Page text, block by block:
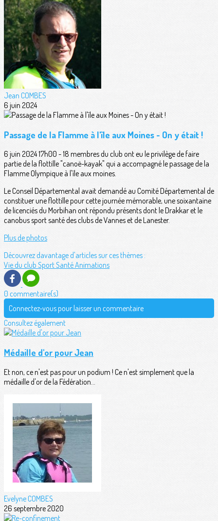
Jean COMBES
6 juin 2024
Passage de la Flamme à l'île aux Moines - On y était !
6 juin 2024 17h00 - 18 membres du club ont eu le privilège de faire
partie de la flottille "canoë-kayak" qui a accompagné le passage de la
Flamme Olympique à l'île aux moines.
Le Conseil Départemental avait demandé au Comité Départemental de
constituer une flottille pour cette journée mémorable, une soixantaine
de licenciés du Morbihan ont répondu présents dont le Drakkar et le
canobus sport santé des clubs de Vannes et de Lanester.
Plus de photos
Découvrez davantage d'articles sur ces thèmes :
Vie du club Sport SantéAnimations
0 commentaire(s)
Connectez-vous pour laisser un commentaire
Consultez également
Médaille d'or pour Jean
Et non, ce n'est pas pour un podium ! Ce n'est simplement que la
médaille d'or de la Fédération...
Evelyne COMBES
26 septembre 2020